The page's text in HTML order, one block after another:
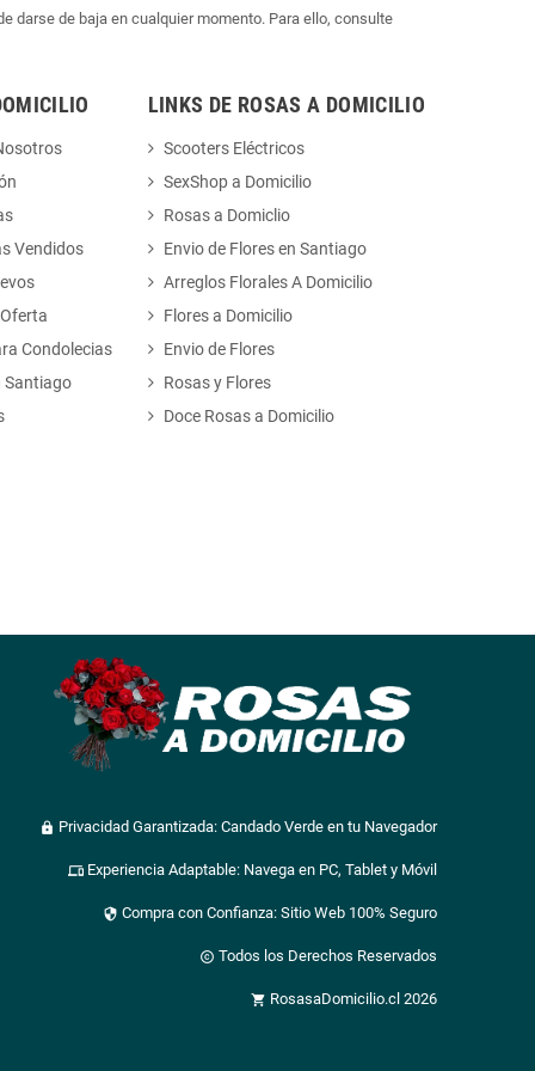
darse de baja en cualquier momento. Para ello, consulte
Vendidos
Condolecias
Santiago
LINKS DE ROSAS A DOMICILIO
Scooters Eléctricos
SexShop a Domicilio
Rosas a Domiclio
Envio de Flores en Santiago
Arreglos Florales A Domicilio
Flores a Domicilio
Envio de Flores
Rosas y Flores
Doce Rosas a Domicilio
lock Privacidad Garantizada: Candado Verde en tu Navegador
devices Experiencia Adaptable: Navega en PC, Tablet y Móvil
security Compra con Confianza: Sitio Web 100% Seguro
copyright Todos los Derechos Reservados
shopping_cart RosasaDomicilio.cl 2026